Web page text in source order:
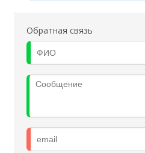
Обратная связь